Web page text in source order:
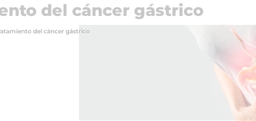
del cáncer gástrico
del cáncer gástrico